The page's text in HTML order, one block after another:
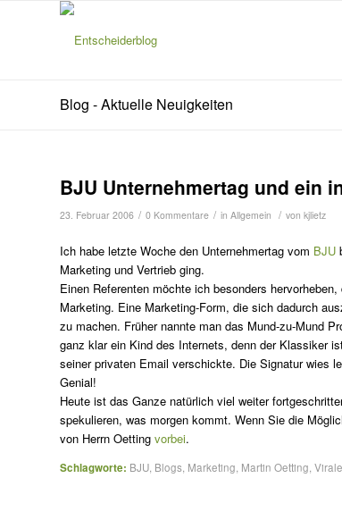
Blog - Aktuelle Neuigkeiten
BJU Unternehmertag und ein
23. Februar 2006 / 0 Kommentare / in Allgemein / von kjlietz
Ich habe letzte Woche den Unternehmertag vom BJU
Marketing und Vertrieb ging.
Einen Referenten möchte ich besonders
Marketing. Eine Marketing-Form, die sich dadurch
zu machen. Früher nannte man das Mund-zu-Mund
ganz klar ein Kind des Internets, denn der Klassiker
seiner privaten Email verschickte. Die Signatur wies
Genial!
Heute ist das Ganze natürlich viel weiter
spekulieren, was morgen kommt. Wenn Sie die
von Herrn Oetting vorbei.
Schlagworte: BJU Blogs Marketing Martin Oetting